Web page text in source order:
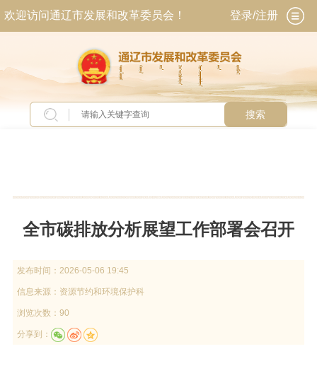
欢迎访问通辽市发展和改革委员会！ 登录/注册
搜索
全市碳排放分析展望工作部署会召开
发布时间： 2026-05-06 19:45
信息来源： 资源节约和环境保护科
浏览次数：90
分享到：